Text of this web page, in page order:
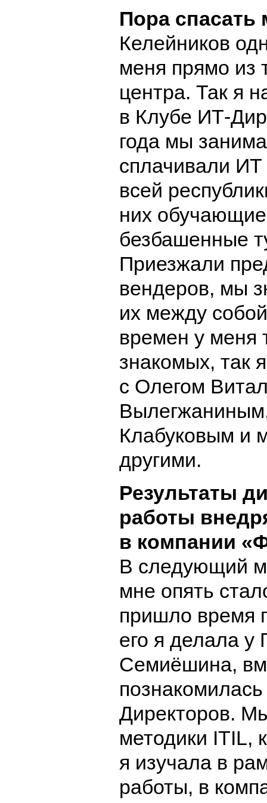
Пора
Келейников
меня прямо из
центра. Так я
в Клубе ИТ-
года мы
сплачивали
всей
них
безбашенные
Приезжали
вендеров, мы
их между
времен у меня
знакомых, так
с Олегом
Клабуковым и
другими.
Результаты
работы
в компании
В следующий
мне опять
пришло время
его я делала у
Семиёшина,
Директоров.
методики ITIL,
я изучала в
работы, в